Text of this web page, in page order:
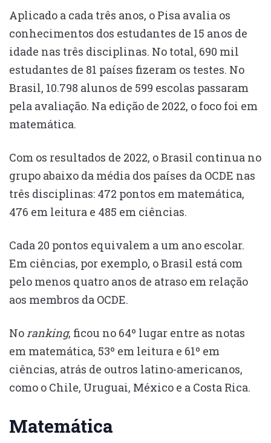
Aplicado a cada três anos, o Pisa avalia os
conhecimentos dos estudantes de 15 anos de
idade nas três disciplinas. No total, 690 mil
estudantes de 81 países fizeram os testes. No
Brasil, 10.798 alunos de 599 escolas passaram
pela avaliação. Na edição de 2022, o foco foi em
matemática.
Com os resultados de 2022, o Brasil continua no
grupo abaixo da média dos países da OCDE nas
três disciplinas: 472 pontos em matemática,
476 em leitura e 485 em ciências.
Cada 20 pontos equivalem a um ano escolar.
Em ciências, por exemplo, o Brasil está com
pelo menos quatro anos de atraso em relação
aos membros da OCDE.
Noranking, ficou no 64º lugar entre as notas
em matemática, 53º em leitura e 61º em
ciências, atrás de outros latino-americanos,
como o Chile, Uruguai, México e a Costa Rica.
Matemática